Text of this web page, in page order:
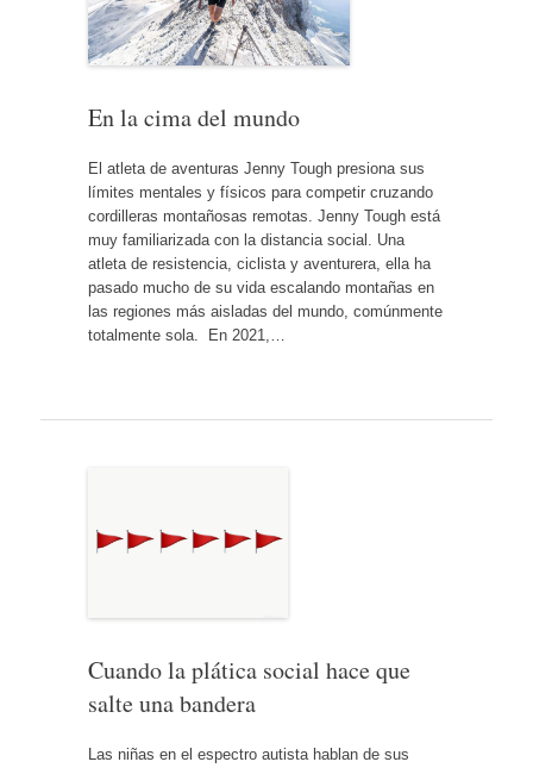
En la cima del mundo
El atleta de aventuras Jenny Tough presiona sus
límites mentales y físicos para competir cruzando
cordilleras montañosas remotas. Jenny Tough está
muy familiarizada con la distancia social. Una
atleta de resistencia, ciclista y aventurera, ella ha
pasado mucho de su vida escalando montañas en
las regiones más aisladas del mundo, comúnmente
totalmente sola. En 2021,…
Cuando la plática social hace que
salte una bandera
Las niñas en el espectro autista hablan de sus